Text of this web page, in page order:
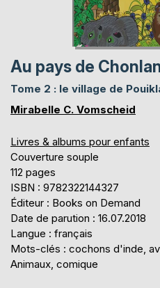
Au pays de
Tome 2 : le village de
Mirabelle C. Vomscheid
Livres & albums pour enfants
Couverture souple
112 pages
ISBN : 9782322144327
Éditeur : Books on Demand
Date de parution : 16.07.2018
Langue : français
Mots-clés : cochons d'inde,
Animaux, comique